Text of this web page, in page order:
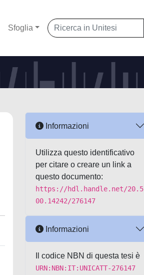
Sfoglia
Informazioni
Utilizza questo identificativo
per citare o creare un link a
questo documento:
https://hdl.handle.net/20.5
00.14242/276147
Informazioni
Il codice NBN di questa tesi è
URN:NBN:IT:UNICATT-276147